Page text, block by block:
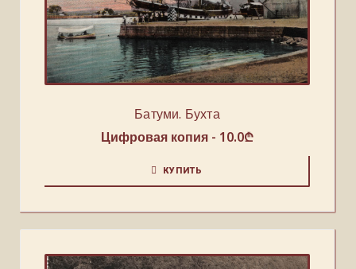
Батуми. Бухта
Цифровая копия - 10.0₾
КУПИТЬ